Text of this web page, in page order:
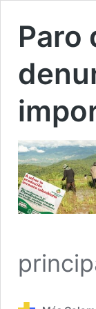
Paro